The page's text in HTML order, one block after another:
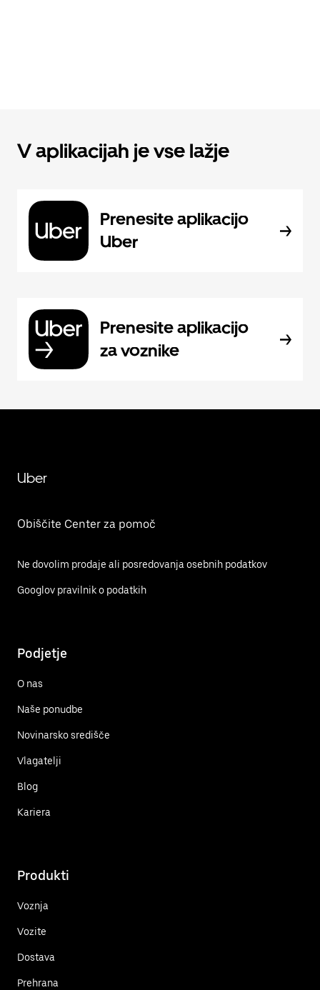
V aplikacijah je vse lažje
Prenesite aplikacijo
Uber
Prenesite aplikacijo
za voznike
Uber
Obiščite Center za pomoč
Ne dovolim prodaje ali posredovanja osebnih podatkov
Googlov pravilnik o podatkih
Podjetje
O nas
Naše ponudbe
Novinarsko središče
Vlagatelji
Blog
Kariera
Produkti
Voznja
Vozite
Dostava
Prehrana